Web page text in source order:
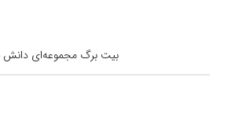
بیت برگ مجموعه‌ای دانش بنیان در